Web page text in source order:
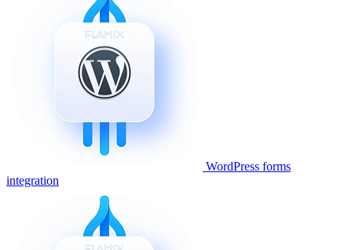
WordPress forms
integration